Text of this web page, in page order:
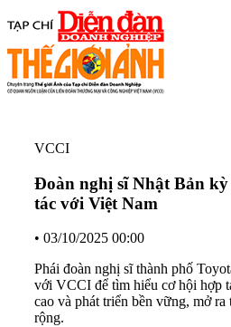
VCCI
Đoàn nghị sĩ Nhật Bản
tác với Việt Nam
• 03/10/2025 00:00
Phái đoàn nghị sĩ thành phố
với VCCI để tìm hiểu cơ hội hợp
cao và phát triển bền vững, mở ra
rộng.